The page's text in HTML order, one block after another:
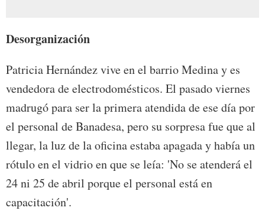
Desorganización
Patricia Hernández vive en el barrio Medina y es
vendedora de electrodomésticos. El pasado viernes
madrugó para ser la primera atendida de ese día por
el personal de Banadesa, pero su sorpresa fue que al
llegar, la luz de la oficina estaba apagada y había un
rótulo en el vidrio en que se leía: 'No se atenderá el
24 ni 25 de abril porque el personal está en
capacitación'.